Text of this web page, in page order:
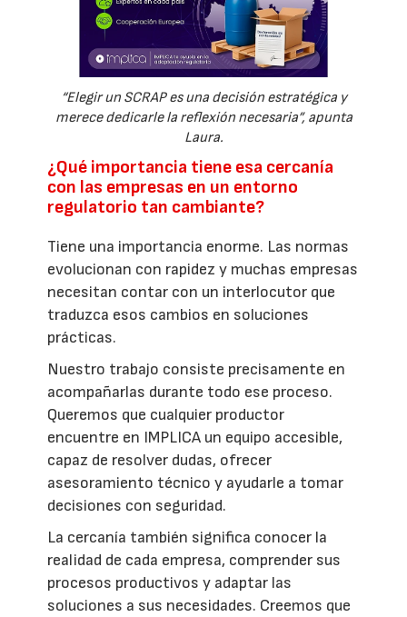
“Elegir un SCRAP es una decisión estratégica y
merece dedicarle la reflexión necesaria”, apunta
Laura.
¿Qué importancia tiene esa cercanía
con las empresas en un entorno
regulatorio tan cambiante?
Tiene una importancia enorme. Las normas
evolucionan con rapidez y muchas empresas
necesitan contar con un interlocutor que
traduzca esos cambios en soluciones
prácticas.
Nuestro trabajo consiste precisamente en
acompañarlas durante todo ese proceso.
Queremos que cualquier productor
encuentre en IMPLICA un equipo accesible,
capaz de resolver dudas, ofrecer
asesoramiento técnico y ayudarle a tomar
decisiones con seguridad.
La cercanía también significa conocer la
realidad de cada empresa, comprender sus
procesos productivos y adaptar las
soluciones a sus necesidades. Creemos que